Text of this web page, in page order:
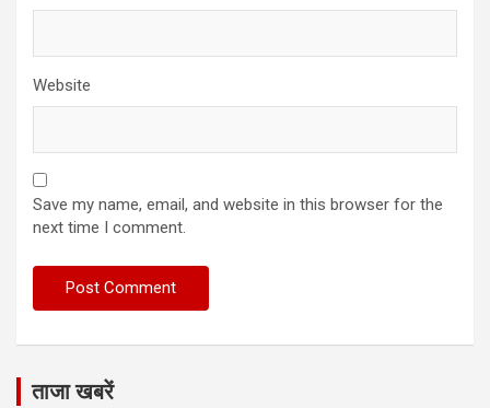
Website
Save my name, email, and website in this browser for the
next time I comment.
ताजा खबरें